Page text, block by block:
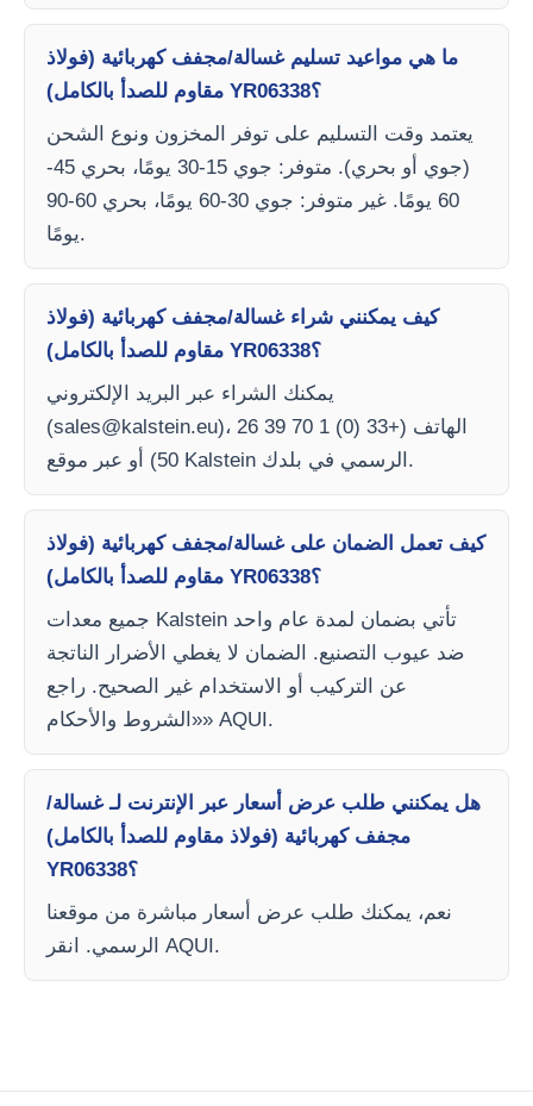
ما هي مواعيد تسليم غسالة/مجفف كهربائية (فولاذ
مقاوم للصدأ بالكامل) YR06338؟
يعتمد وقت التسليم على توفر المخزون ونوع الشحن
(جوي أو بحري). متوفر: جوي 15-30 يومًا، بحري 45-
60 يومًا. غير متوفر: جوي 30-60 يومًا، بحري 60-90
يومًا.
كيف يمكنني شراء غسالة/مجفف كهربائية (فولاذ
مقاوم للصدأ بالكامل) YR06338؟
يمكنك الشراء عبر البريد الإلكتروني
(sales@kalstein.eu)، الهاتف (+33 (0) 1 70 39 26
50) أو عبر موقع Kalstein الرسمي في بلدك.
كيف تعمل الضمان على غسالة/مجفف كهربائية (فولاذ
مقاوم للصدأ بالكامل) YR06338؟
جميع معدات Kalstein تأتي بضمان لمدة عام واحد
ضد عيوب التصنيع. الضمان لا يغطي الأضرار الناتجة
عن التركيب أو الاستخدام غير الصحيح. راجع
«الشروط والأحكام» AQUI.
هل يمكنني طلب عرض أسعار عبر الإنترنت لـ غسالة/
مجفف كهربائية (فولاذ مقاوم للصدأ بالكامل)
YR06338؟
نعم، يمكنك طلب عرض أسعار مباشرة من موقعنا
الرسمي. انقر AQUI.